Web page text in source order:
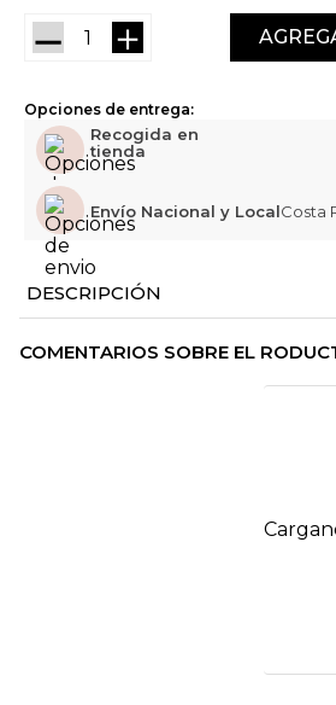
＋
－
Opciones de entrega:
Recogida en
tienda
Envío Nacional y LocalCosta
DESCRIPCIÓN
COMENTARIOS SOBRE EL